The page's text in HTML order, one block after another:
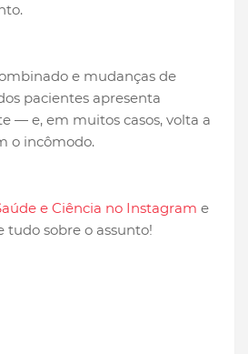
e mudanças de
pacientes apresenta
— e, em muitos casos, volta a
o incômodo.
e Ciência no Instagram e
sobre o assunto!